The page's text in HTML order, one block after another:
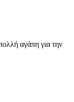
αγάπη για την